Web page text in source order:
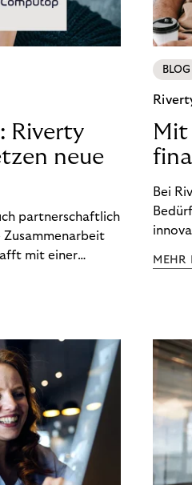
Riverty
neue
partnerschaftlich
Zusammenarbeit
mit einer
für Händler.
BLOG
Mit
Bei
ein
MEHR